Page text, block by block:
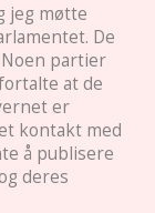
jeg møtte
De
partier
at de
er
kontakt med
å publisere
deres